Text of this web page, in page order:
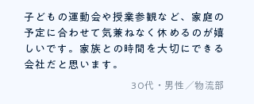
子どもの運動会や授業参観など、家庭の
予定に合わせて気兼ねなく休めるのが嬉
しいです。家族との時間を大切にできる
会社だと思います。
30代・男性／物流部